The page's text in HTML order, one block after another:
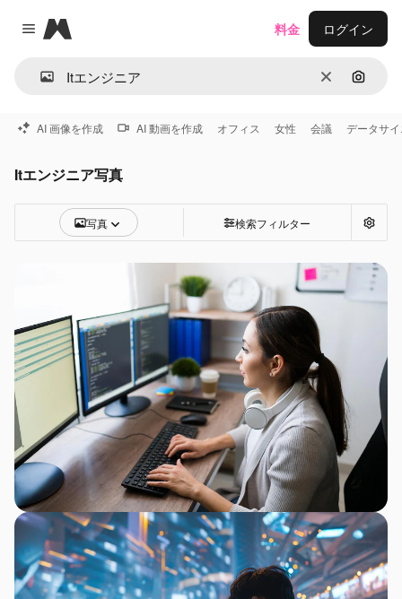
Close menu
Magnific
消去 画像で
料金 ログイン
AI 画像を作成 AI 動画を作成 オフィス 女性 会議 データサ
Itエンジニア写真
写真 検索フィルター